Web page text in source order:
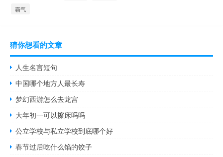
霸气
猜你想看的文章
人生名言短句
中国哪个地方人最长寿
梦幻西游怎么去龙宫
大年初一可以擦床吗吗
公立学校与私立学校到底哪个好
春节过后吃什么馅的饺子